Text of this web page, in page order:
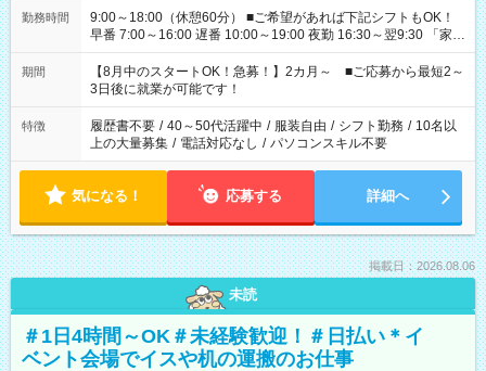
勤務時間
9:00～18:00（休憩60分） ■ご希望があれば下記シフトもOK！
早番 7:00～16:00 遅番 10:00～19:00 夜勤 16:30～翌9:30 「家族
と休みを合わせたい」 「余裕を持って夕飯の準備がしたい」
「できれば残業はしたくない」 など、ご希望を教えてください
ね。 ※Wワーク希望の方へ 今ご覧のお仕事で希望する勤務時間
と、もう1つのお仕事の勤務時間。 合計で週40時間を超える場
合は応募できません。
期間
【8月中のスタートOK！急募！】2カ月～ ■ご応募から最短2～
3日後に就業が可能です！
特徴 履歴書不要 / 40～50代活躍中 / 服装自由 / シフト勤務 / 10名以
上の大量募集 / 電話対応なし / パソコンスキル不要
気になる！ 応募する 詳細へ
掲載日：2026.08.06
未読
＃1日4時間～OK＃未経験歓迎！＃日払い＊イ
ベント会場でイスや机の運搬のお仕事